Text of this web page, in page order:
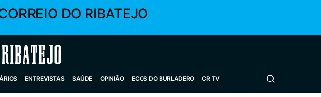
DO RIBATEJO
ENTREVISTAS SAÚDE OPINIÃO ECOS DO BURLADERO CR TV